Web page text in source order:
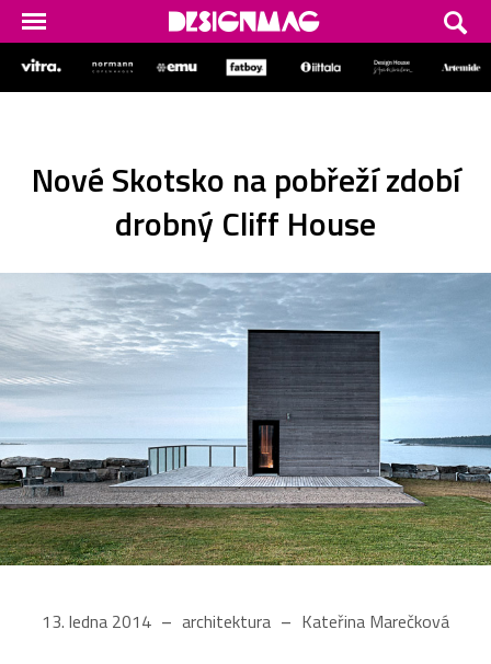
Nové Skotsko na pobřeží zdobí
drobný Cliff House
13. ledna 2014 architektura Kateřina Marečková